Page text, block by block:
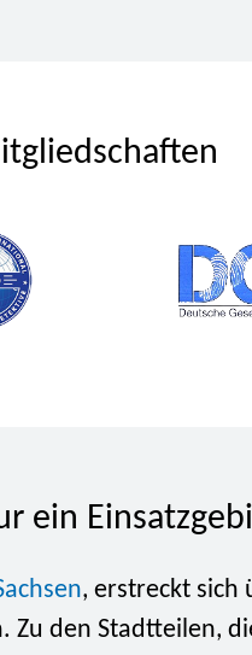
ein
, erstreckt sich
Zu den Stadtteilen,